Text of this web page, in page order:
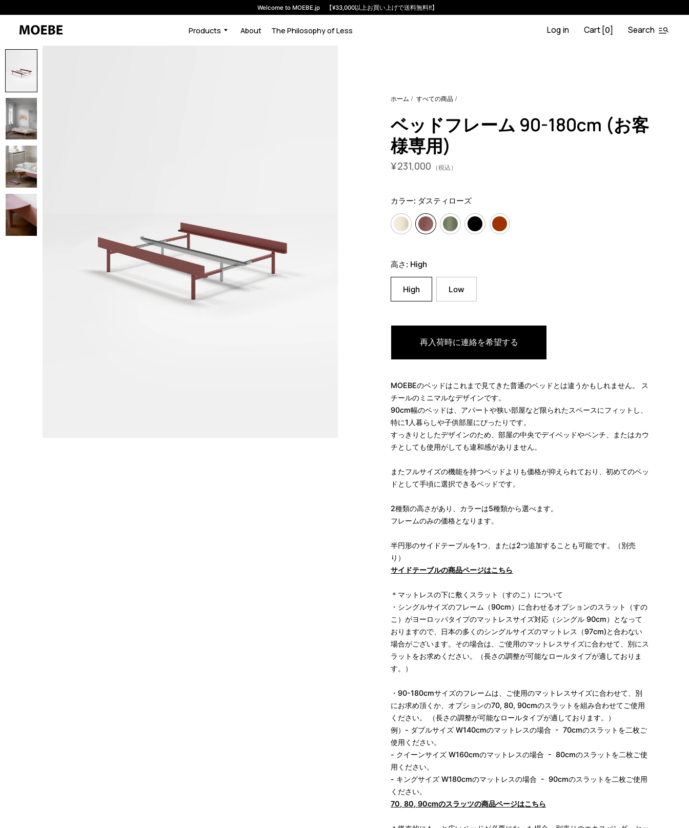
Welcome to MOEBE.jp 【¥33,000以上お買い上げで送料無料!!】
Products About The Philosophy of Less Log in Cart [0] Search
48064932053224
ホーム すべての商品
ベッドフレーム 90-180cm (お客
様専用)
¥231,000 （税込）
カラー: ダスティローズ
高さ: High
High Low
再入荷時に連絡を希望する
MOEBEのベッドはこれまで見てきた普通のベッドとは違うかもしれません。 ス
チールのミニマルなデザインです。
90cm幅のベッドは、アパートや狭い部屋など限られたスペースにフィットし、
特に1人暮らしや子供部屋にぴったりです。
すっきりとしたデザインのため、部屋の中央でデイベッドやベンチ、またはカウ
チとしても使用がしても違和感がありません。
またフルサイズの機能を持つベッドよりも価格が抑えられており、初めてのベッ
ドとして手頃に選択できるベッドです。
2種類の高さがあり、カラーは5種類から選べます。
フレームのみの価格となります。
半円形のサイドテーブルを1つ、または2つ追加することも可能です。（別売
り）
サイドテーブルの商品ページはこちら
＊マットレスの下に敷くスラット（すのこ）について
・シングルサイズのフレーム（90cm）に合わせるオプションのスラット（すの
こ）がヨーロッパタイプのマットレスサイズ対応（シングル 90cm）となって
おりますので、日本の多くのシングルサイズのマットレス（97cm)と合わない
場合がございます。その場合は、
ご使用のマットレスサイズに合わせて、別に ス
ラットをお求めください。
（長さの調整が可能なロールタイプが適しておりま
す。）
・90-180cmサイズのフレームは、ご使用のマットレスサイズに合わせて、別
にお求め頂くか、オプションの70, 80, 90cmのスラットを組み合わせてご使用
ください。 （長さの調整が可能なロールタイプが適しております。）
例）- ダブルサイズ W140cmのマットレスの場合 - 70cmのスラットを二枚ご
使用ください。
- クイーンサイズ W160cmのマットレスの場合 - 80cmのスラットを二枚ご使
用ください。
- キングサイズ W180cmのマットレスの場合 - 90cmのスラットを二枚ご使用
ください。
70, 80, 90cmのスラッツの商品ページはこちら